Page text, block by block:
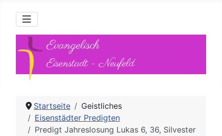
Evangelisch
Eisenstadt - Neufeld
Startseite
Geistliches
Eisenstädter Predigten
Predigt Jahreslosung Lukas 6, 36, Silvester